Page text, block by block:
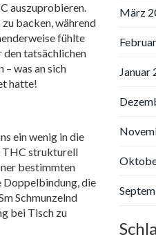
auszuprobieren.
backen, während
fühlte
den tatsächlichen
– was an sich
hatte!
ein wenig in die
THC strukturell
bestimmten
Doppelbindung, die
Schmunzelnd
bei Tisch zu
März
Januar